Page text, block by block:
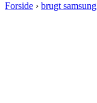
Forside › brugt samsung